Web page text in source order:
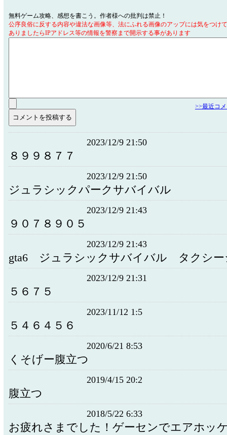
無料ゲーム攻略、感想を書こう。作者様への批判は禁止！
公序良俗に反する内容や違法な画像等、法にふれる画像のアップには気をつけ
ありましたらIPアドレス等の情報を警察まで開示する事があります
>>最近コ
2023/12/9 21:50
８９９８７７
2023/12/9 21:50
ジュラシックパークサバイバル
2023/12/9 21:43
９０７８９０５
2023/12/9 21:43
gta6 ジュラシックサバイバル タクシー
2023/12/9 21:31
５６７５
2023/11/12 1:5
５４６４５６
2020/6/21 8:53
くそげー腹立つ
2019/4/15 20:2
腹立つ
2018/5/22 6:33
お疲れさまでした！ゲーセンでエアホッ